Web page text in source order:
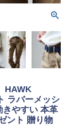
HAWK
ラバーメッシ
きやすい 本革
ント 贈り物